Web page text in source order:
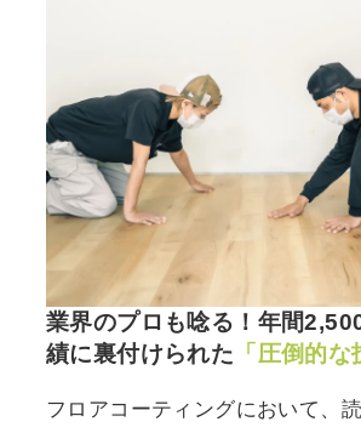
業界のプロも唸る！年間
績に裏付けられた 「圧倒的な
フロアコーティングにおいて、